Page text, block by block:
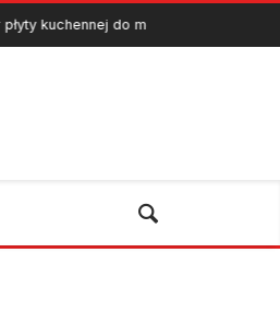
do mebli kuchennych na wymiar